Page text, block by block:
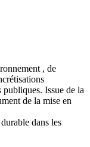
, de
Issue de la
de la mise en
dans les